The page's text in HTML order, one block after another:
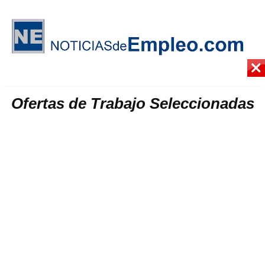
Ofertas de Trabajo Seleccionadas